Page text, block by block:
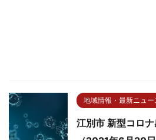
地域情報・最新ニュー
江別市 新型コロ